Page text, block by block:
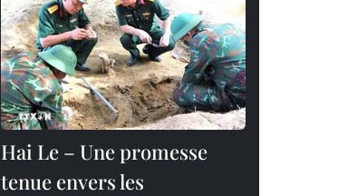
Hai Le – Une promesse
tenue envers les